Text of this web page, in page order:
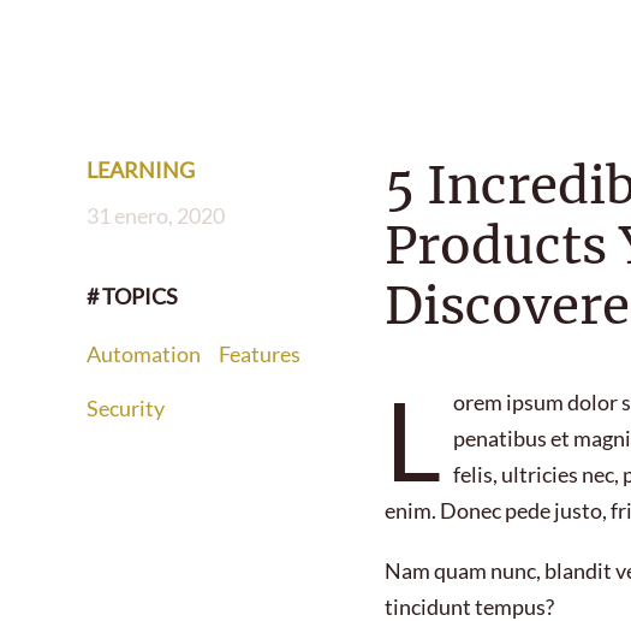
LEARNING
31 enero, 2020
# TOPICS
Automation Features
Security
5
Products
L orem ipsum dolor
penatibus et
felis, ultricies nec,
enim. Donec pede justo,
Nam quam nunc, blandit
tincidunt tempus?